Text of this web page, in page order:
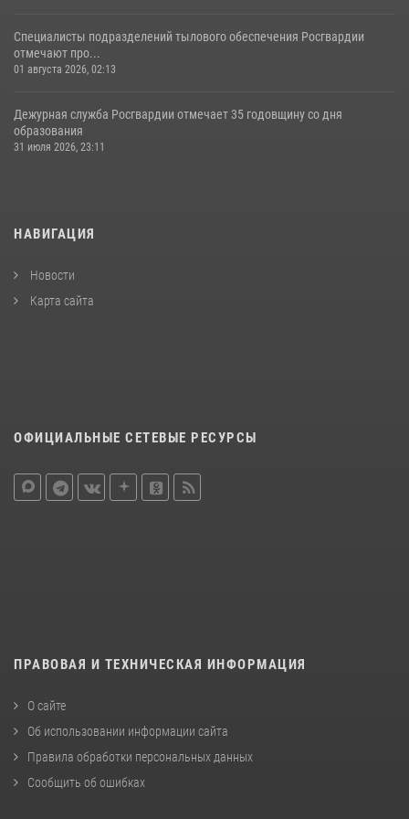
Специалисты подразделений тылового обеспечения Росгвардии
отмечают про...
01 августа 2026, 02:13
Дежурная служба Росгвардии отмечает 35 годовщину со дня
образования
31 июля 2026, 23:11
НАВИГАЦИЯ
Новости
Карта сайта
ОФИЦИАЛЬНЫЕ СЕТЕВЫЕ РЕСУРСЫ
ПРАВОВАЯ И ТЕХНИЧЕСКАЯ ИНФОРМАЦИЯ
О сайте
Об использовании информации сайта
Правила обработки персональных данных
Сообщить об ошибках